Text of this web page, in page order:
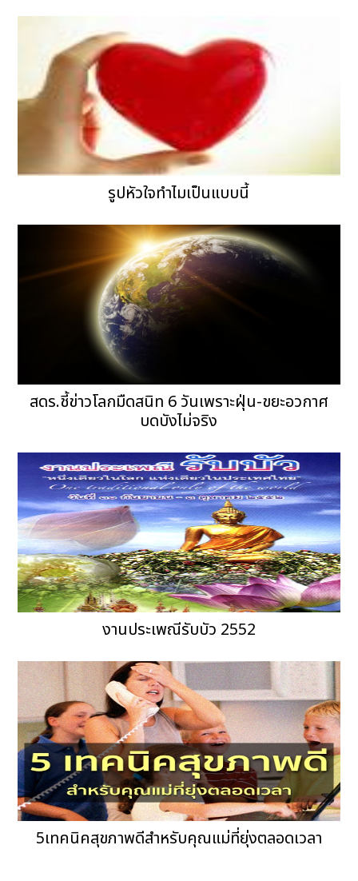
รูปหัวใจทำไมเป็นแบบนี้
สดร.ชี้ข่าวโลกมืดสนิท 6 วันเพราะฝุ่น-ขยะอวกาศ
บดบังไม่จริง
งานประเพณีรับบัว 2552
5เทคนิคสุขภาพดีสำหรับคุณแม่ที่ยุ่งตลอดเวลา